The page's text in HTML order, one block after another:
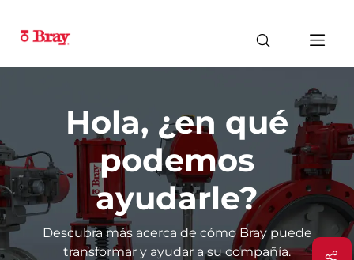
Hola, ¿en qué
podemos
ayudarle?
Descubra más acerca de cómo Bray puede
transformar y ayudar a su compañía.